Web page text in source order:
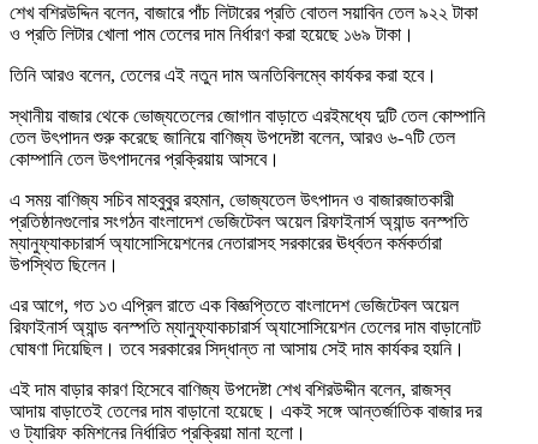
শেখ বশিরউদ্দিন বলেন, বাজারে পাঁচ লিটারের প্রতি বোতল সয়াবিন তেল ৯২২ টাকা
ও প্রতি লিটার খোলা পাম তেলের দাম নির্ধারণ করা হয়েছে ১৬৯ টাকা।
তিনি আরও বলেন, তেলের এই নতুন দাম অনতিবিলম্বে কার্যকর করা হবে।
স্থানীয় বাজার থেকে ভোজ্যতেলের জোগান বাড়াতে এরইমধ্যে দুটি তেল কোম্পানি
তেল উৎপাদন শুরু করেছে জানিয়ে বাণিজ্য উপদেষ্টা বলেন, আরও ৬-৭টি তেল
কোম্পানি তেল উৎপাদনের প্রক্রিয়ায় আসবে।
এ সময় বাণিজ্য সচিব মাহবুবুর রহমান, ভোজ্যতেল উৎপাদন ও বাজারজাতকারী
প্রতিষ্ঠানগুলোর সংগঠন বাংলাদেশ ভেজিটেবল অয়েল রিফাইনার্স অ্যান্ড বনস্পতি
ম্যানুফ্যাকচারার্স অ্যাসোসিয়েশনের নেতারাসহ সরকারের ঊর্ধ্বতন কর্মকর্তারা
উপস্থিত ছিলেন।
এর আগে, গত ১৩ এপ্রিল রাতে এক বিজ্ঞপ্তিতে বাংলাদেশ ভেজিটেবল অয়েল
রিফাইনার্স অ্যান্ড বনস্পতি ম্যানুফ্যাকচারার্স অ্যাসোসিয়েশন তেলের দাম বাড়ানোট
ঘোষণা দিয়েছিল। তবে সরকারের সিদ্ধান্ত না আসায় সেই দাম কার্যকর হয়নি।
এই দাম বাড়ার কারণ হিসেবে বাণিজ্য উপদেষ্টা শেখ বশিরউদ্দীন বলেন, রাজস্ব
আদায় বাড়াতেই তেলের দাম বাড়ানো হয়েছে। একই সঙ্গে আন্তর্জাতিক বাজার দর
ও ট্যারিফ কমিশনের নির্ধারিত প্রক্রিয়া মানা হলো।